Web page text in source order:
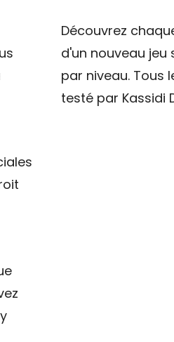
Découvrez
d'un nouveau
par niveau. Tous
testé par Kassidi